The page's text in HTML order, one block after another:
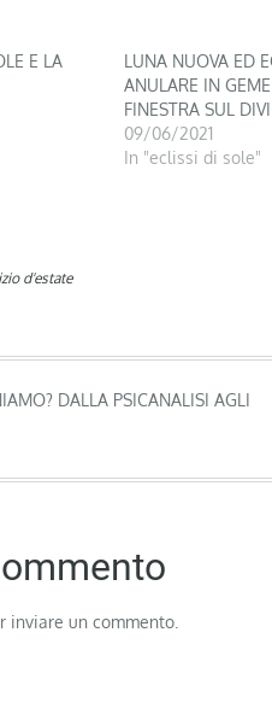
E LA
LUNA NUOVA ED
ANULARE IN
FINESTRA SUL
09/06/2021
In "eclissi di sole"
d'estate
DALLA PSICANALISI AGLI
inviare un commento.